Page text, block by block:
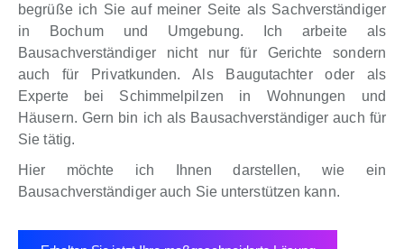
begrüße ich Sie auf meiner Seite als Sachverständiger
in Bochum und Umgebung. Ich arbeite als
Bausachverständiger nicht nur für Gerichte sondern
auch für Privatkunden. Als Baugutachter oder als
Experte bei Schimmelpilzen in Wohnungen und
Häusern. Gern bin ich als Bausachverständiger auch für
Sie tätig.
Hier möchte ich Ihnen darstellen, wie ein
Bausachverständiger auch Sie unterstützen kann.